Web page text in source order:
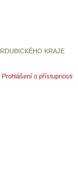
KRAJE
Prohlášení o přístupnosti